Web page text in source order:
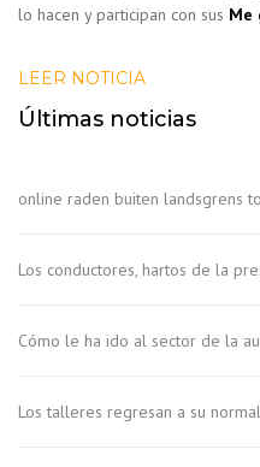
lo hacen y participan con sus Me
LEER NOTICIA
Últimas noticias
online raden buiten landsgrens
Los conductores, hartos de la
Cómo le ha ido al sector de la
Los talleres regresan a su